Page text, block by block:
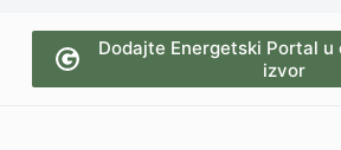
Dodajte Energetski Portal u
izvor